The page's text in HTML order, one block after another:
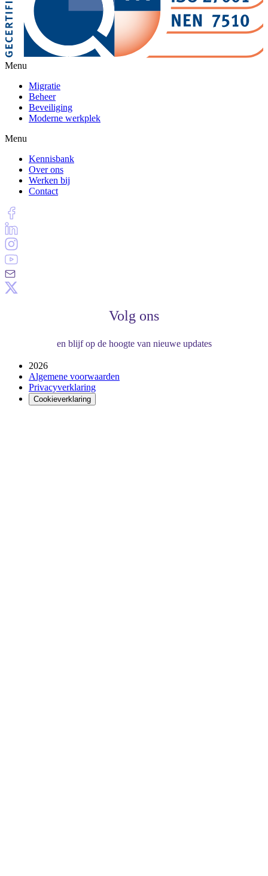
Menu
Migratie
Beheer
Beveiliging
Moderne werkplek
Menu
Kennisbank
Over ons
Werken bij
Contact
Volg ons
en blijf op de hoogte van nieuwe updates
2026
Algemene voorwaarden
Privacyverklaring
Cookieverklaring